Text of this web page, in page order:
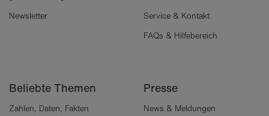
Newsletter
Service & Kontakt
FAQs & Hilfebereich
Beliebte Themen
Zahlen, Daten, Fakten
Presse
News & Meldungen